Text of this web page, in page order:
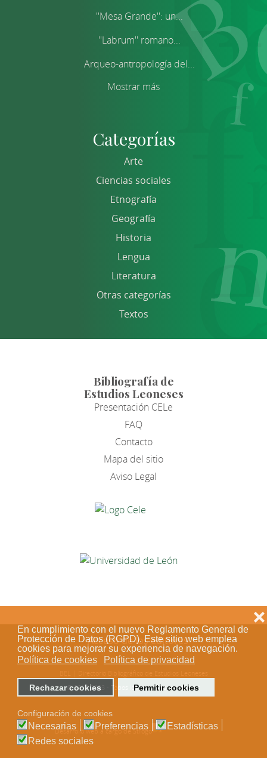
En cumplimiento con el nuevo Reglamento General de
Protección de Datos (RGPD). Este sitio web emplea
cookies para mejorar su experiencia de navegación.
Política de cookies
Política de privacidad
Rechazar cookies Permitir cookies
❌
Configuración de cookies
Necesarias Preferencias
Estadísticas
Redes sociales
''Mesa Grande'': un...
''Labrum'' romano...
Arqueo-antropología del...
Mostrar más
Categorías
Arte
Ciencias sociales
Etnografía
Geografía
Historia
Lengua
Literatura
Otras categorías
Textos
Bibliografía de
Estudios Leoneses
Presentación CELe
FAQ
Contacto
Mapa del sitio
Aviso Legal
Acceso de los editores
© 2018-2023 - Todos los derechos reservados
Desarrollo web a cargo de Stílogo